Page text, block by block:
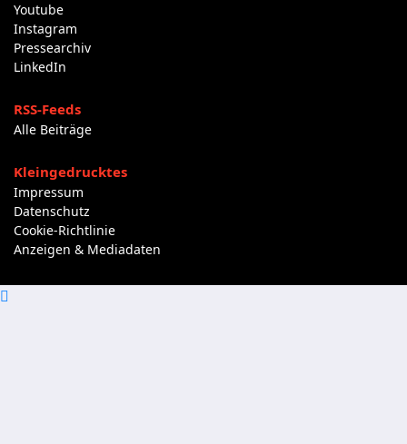
Youtube
Instagram
Pressearchiv
LinkedIn
RSS-Feeds
Alle Beiträge
Kleingedrucktes
Impressum
Datenschutz
Cookie-Richtlinie
Anzeigen & Mediadaten